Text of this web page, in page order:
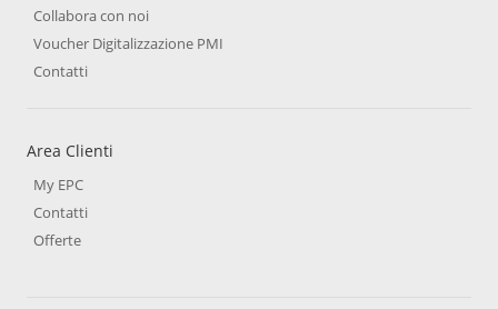
Collabora con noi
Voucher Digitalizzazione PMI
Contatti
Area Clienti
My EPC
Contatti
Offerte